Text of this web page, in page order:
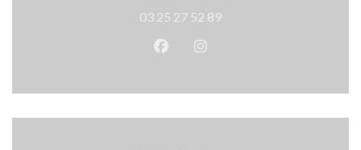
03 25 27 52 89
Facebook ((在新窗口中打开))
Instagram ((在新窗口中